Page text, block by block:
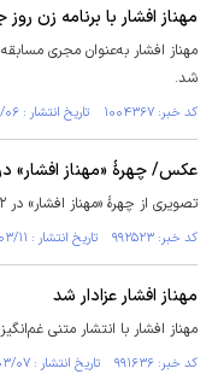
مهناز افشار با برنامه زن
مهناز افشار به‌عنوان مجری
شد.
کد خبر: ۱۰۰۴۳۶۷ تاریخ انتشار : ۱۴۰۴/۰۵/۰۶
عکس/ چهرۀ «مهناز افشار» در ۲۲ سالگی در دومین فیلم
تصویری از چهرۀ «مهناز افشار» در ۲۲ سالگی در دومین فیلم سینمایی‌اش ببینید.
کد خبر: ۹۹۲۵۲۳ تاریخ انتشار : ۱۴۰۴/۰۳/۱۱
مهناز افشار عزادار شد
مهناز افشار با انتشار متنی
کد خبر: ۹۹۱۶۳۶ تاریخ انتشار : ۱۴۰۴/۰۳/۰۷